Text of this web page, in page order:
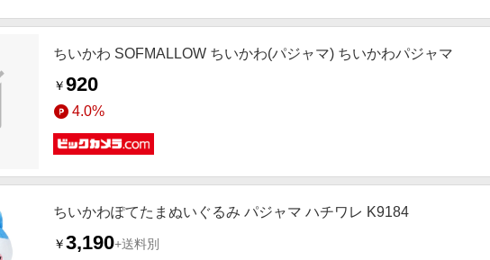
ちいかわ SOFMALLOW ちいかわ(パジャマ) ちいかわパジャマ
￥920
4.0%
ちいかわぽてたまぬいぐるみ パジャマ ハチワレ K9184
￥3,190+送料別